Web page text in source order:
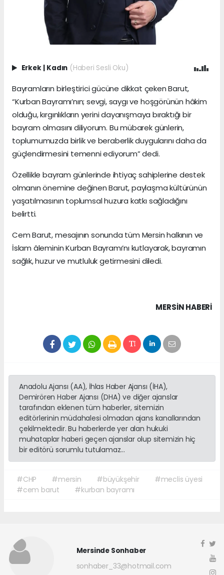
Erkek | Kadın (Haberi Sesli Oku)
Bayramların birleştirici gücüne dikkat çeken Barut,
“Kurban Bayramı’nın; sevgi, saygı ve hoşgörünün hâkim
olduğu, kırgınlıkların yerini dayanışmaya bıraktığı bir
bayram olmasını diliyorum. Bu mübarek günlerin,
toplumumuzda birlik ve beraberlik duygularını daha da
güçlendirmesini temenni ediyorum” dedi.
Özellikle bayram günlerinde ihtiyaç sahiplerine destek
olmanın önemine değinen Barut, paylaşma kültürünün
yaşatılmasının toplumsal huzura katkı sağladığını
belirtti.
Cem Barut, mesajının sonunda tüm Mersin halkının ve
İslam âleminin Kurban Bayramı’nı kutlayarak, bayramın
sağlık, huzur ve mutluluk getirmesini diledi.
MERSIN HABERİ
Anadolu Ajansı (AA), İhlas Haber Ajansı (İHA),
Demirören Haber Ajansı (DHA) ve diğer ajanslar
tarafından eklenen tüm haberler, sitemizin
editörlerinin müdahalesi olmadan ajans kanallarından
çekilmektedir. Bu haberlerde yer alan hukuki
muhataplar haberi geçen ajanslar olup sitemizin hiç
bir editörü sorumlu tutulamaz...
#CHP #mersin #büyükşehir
#meclis üyesi
#cem barut
#kurban bayramı
Mersinde Sonhaber
sonhaber_33@hotmail.com